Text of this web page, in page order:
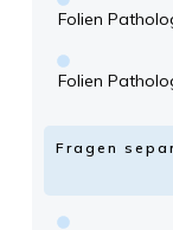
Folien
Folien
Fragen